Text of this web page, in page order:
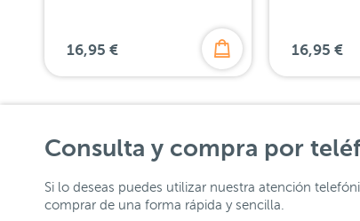
16,95 € 16,95 €
Consulta y compra por
Si lo deseas puedes utilizar nuestra atención
comprar de una forma rápida y sencilla.